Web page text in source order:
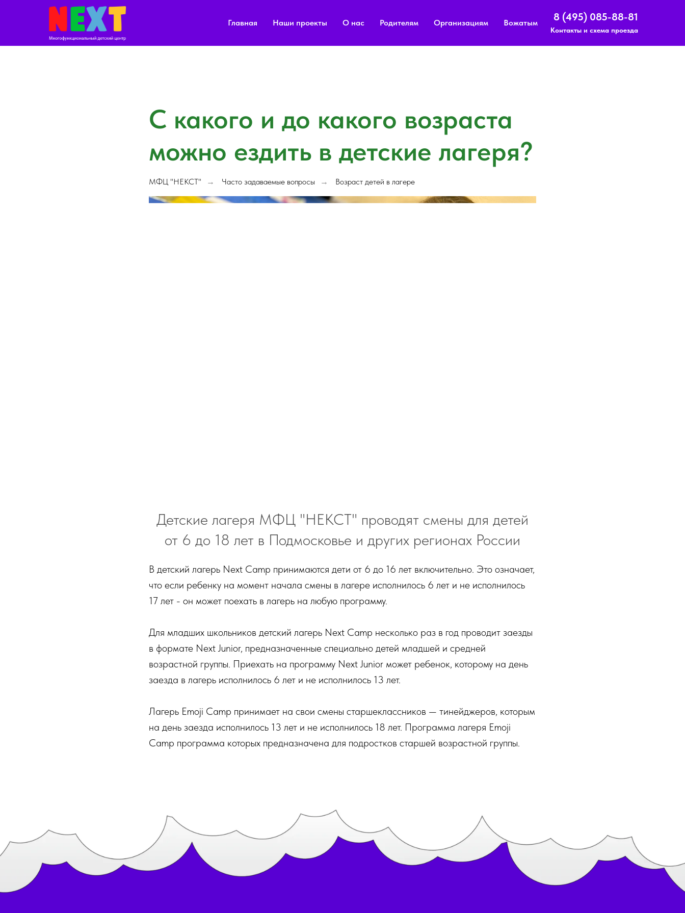
Главная Наши проекты О нас Родителям Организациям Вожатым 8 (495) 085-88-81
Контакты и схема проезда
С какого и до какого возраста
можно ездить в детские лагеря?
МФЦ "НЕКСТ" → Часто задаваемые вопросы → Возраст детей в лагере
Детские лагеря МФЦ "НЕКСТ" проводят смены для детей
от 6 до 18 лет в Подмосковье и других регионах России
В детский лагерь Next Camp принимаются дети от 6 до 16 лет включительно. Это означает,
что если ребенку на момент начала смены в лагере исполнилось 6 лет и не исполнилось
17 лет - он может поехать в лагерь на любую программу.
Для младших школьников детский лагерь Next Camp несколько раз в год проводит заезды
в формате Next Junior, предназначенные специально детей младшей и средней
возрастной группы. Приехать на программу Next Junior может ребенок, которому на день
заезда в лагерь исполнилось 6 лет и не исполнилось 13 лет.
Лагерь Emoji Camp принимает на свои смены старшеклассников — тинейджеров, которым
на день заезда исполнилось 13 лет и не исполнилось 18 лет. Программа лагеря Emoji
Camp программа которых предназначена для подростков старшей возрастной группы.